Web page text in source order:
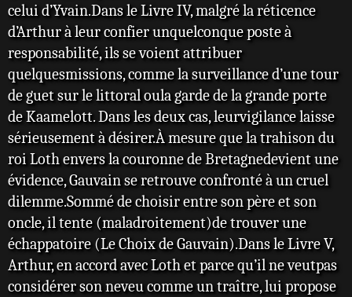
celui d’Yvain.Dans le Livre IV, malgré la réticence
d’Arthur à leur confier unquelconque poste à
responsabilité, ils se voient attribuer
quelquesmissions, comme la surveillance d’une tour
de guet sur le littoral oula garde de la grande porte
de Kaamelott. Dans les deux cas, leurvigilance laisse
sérieusement à désirer.À mesure que la trahison du
roi Loth envers la couronne de Bretagnedevient une
évidence, Gauvain se retrouve confronté à un cruel
dilemme.Sommé de choisir entre son père et son
oncle, il tente (maladroitement)de trouver une
échappatoire (Le Choix de Gauvain).Dans le Livre V,
Arthur, en accord avec Loth et parce qu’il ne veutpas
considérer son neveu comme un traître, lui propose